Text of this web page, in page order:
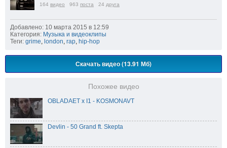
164 видео 963 поста 24 друга
Добавлено: 10 марта 2015 в 12:59
Категория: Музыка и видеоклипы
Теги: grime london rap hip-hop
Скачать видео (13.91 Мб)
Похожее видео
OBLADAET x I1 - KOSMONAVT
Devlin - 50 Grand ft. Skepta